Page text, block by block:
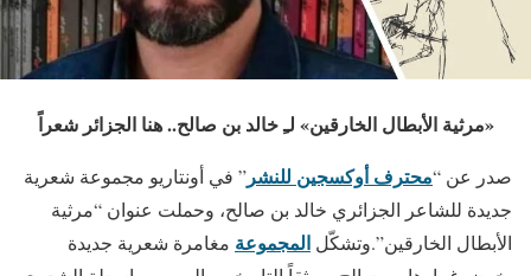
«مرثية الأبطال الخارقين» لـِ خالد بن صالح.. هنا الجزائر شعراً
صدر عن “محترف أوكسجين للنشر” في أونتاريو مجموعة شعرية
جديدة للشاعر الجزائري خالد بن صالح، وحملت عنوان “مرثية
الأبطال الخارقين”. وتشكّل المجموعة مغامرة شعرية جديدة